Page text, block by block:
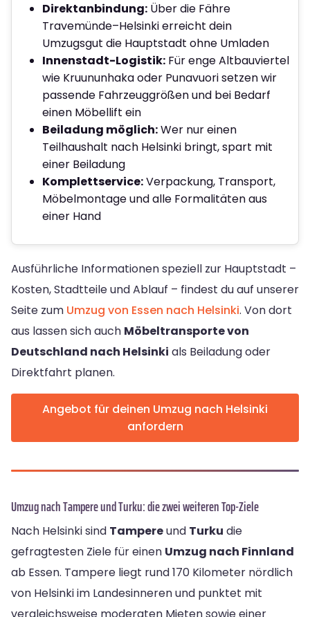
Direktanbindung: Über die Fähre
Travemünde–Helsinki erreicht dein
Umzugsgut die Hauptstadt ohne Umladen
Innenstadt-Logistik: Für enge Altbauviertel
wie Kruununhaka oder Punavuori setzen wir
passende Fahrzeuggrößen und bei Bedarf
einen Möbellift ein
Beiladung möglich:Wer nur einen
Teilhaushalt nach Helsinki bringt, spart mit
einer Beiladung
Komplettservice:Verpackung, Transport,
Möbelmontage und alle Formalitäten aus
einer Hand
Ausführliche Informationen speziell zur Hauptstadt –
Kosten, Stadtteile und Ablauf – findest du auf unserer
Seite zum Umzug von Essen nach Helsinki. Von dort
aus lassen sich auch Möbeltransporte von
Deutschland nach Helsinki als Beiladung oder
Direktfahrt planen.
Angebot für deinen Umzug nach Helsinki
anfordern
Umzug nach Tampere und Turku: die zwei weiteren Top-Ziele
Nach Helsinki sind Tampereund Turku die
gefragtesten Ziele für einen Umzug nach Finnland
ab Essen. Tampere liegt rund 170 Kilometer nördlich
von Helsinki im Landesinneren und punktet mit